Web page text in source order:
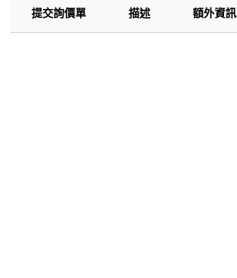
提交詢價單 描述 額外資訊